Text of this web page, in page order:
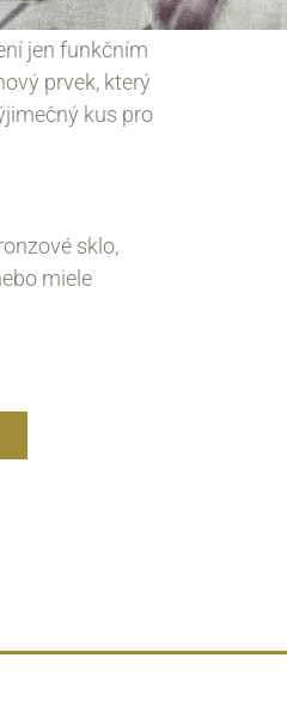
design, kvalitu a
jen funkčním
prvek, který
kus pro
sklo,
miele